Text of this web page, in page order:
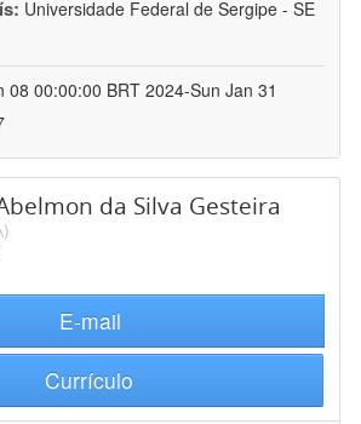
Universidade Federal de Sergipe - SE
08 00:00:00 BRT 2024-Sun Jan 31
da Silva Gesteira
E-mail
Currículo